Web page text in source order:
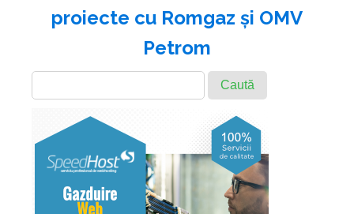
proiecte cu Romgaz și OMV
Petrom